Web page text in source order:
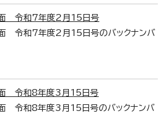
面 令和7年度2月15日号
令和7年度2月15日号のバックナンバ
面 令和8年度3月15日号
令和8年度3月15日号のバックナンバ